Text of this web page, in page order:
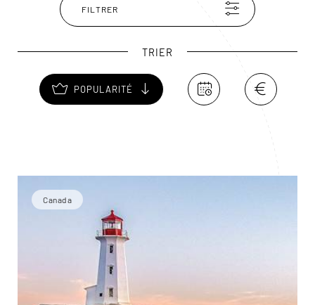
l’escalade.
FILTRER
TRIER
POPULARITÉ
Canada